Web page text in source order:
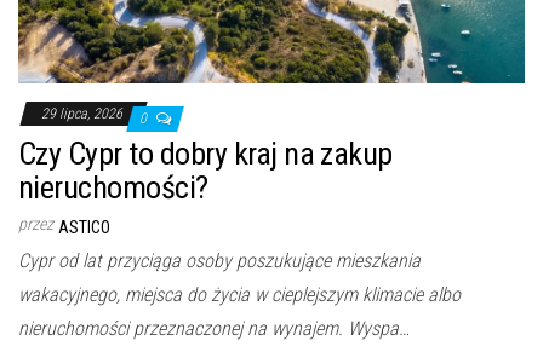
29 lipca, 2026 0
Czy Cypr to dobry kraj na zakup
nieruchomości?
przez ASTICO
Cypr od lat przyciąga osoby poszukujące mieszkania
wakacyjnego, miejsca do życia w cieplejszym klimacie albo
nieruchomości przeznaczonej na wynajem. Wyspa…